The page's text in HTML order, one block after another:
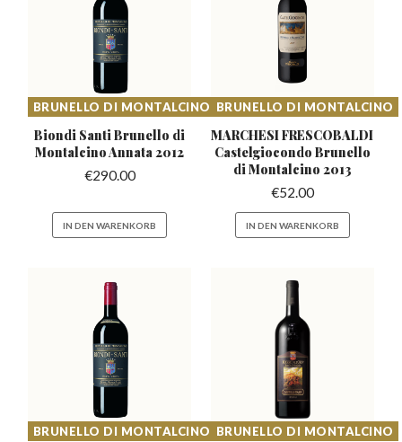
BRUNELLO DI MONTALCINO
Biondi Santi Brunello di
Montalcino Annata 2012
€290.00
IN DEN WARENKORB
BRUNELLO DI MONTALCINO
MARCHESI FRESCOBALDI
Castelgiocondo Brunello
di Montalcino 2013
€52.00
IN DEN WARENKORB
BRUNELLO DI MONTALCINO BRUNELLO DI MONTALCINO